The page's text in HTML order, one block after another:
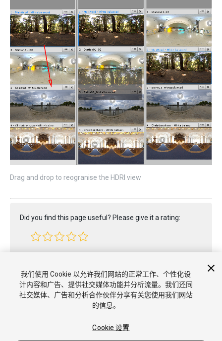
Drag and drop to reogranise the HDRI view
Did you find this page useful? Please give it a rating:
我们使用 Cookie 以允许我们网站的正常工作、个性化设
计内容和广告、提供社交媒体功能并分析流量。我们还同
社交媒体、广告和分析合作伙伴分享有关您使用我们网站
的信息。
Cookie 设置